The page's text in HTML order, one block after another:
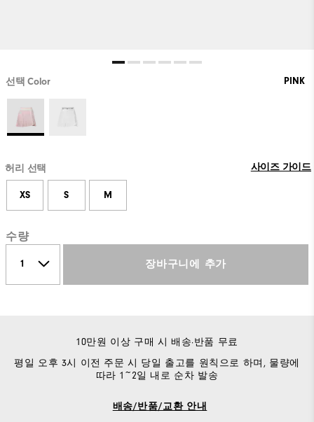
선택 Color PINK
허리 선택 사이즈 가이드
XS S M
수량
장바구니에 추가
10만원 이상 구매 시 배송·반품 무료
평일 오후 3시 이전 주문 시 당일 출고를 원칙으로 하며, 물량에
따라 1~2일 내로 순차 발송
배송/반품/교환 안내